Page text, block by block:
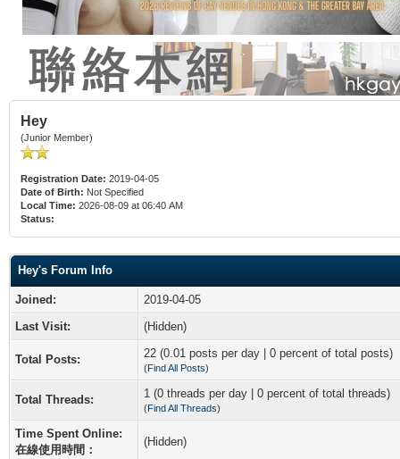
Hey
(Junior Member)
Registration Date: 2019-04-05
Date of Birth: Not Specified
Local Time: 2026-08-09 at 06:40 AM
Status:
Hey's Forum Info
Joined:
2019-04-05
Last Visit:
(Hidden)
Total Posts: 22 (0.01 posts per day | 0 percent of total posts)
(Find All Posts)
Total Threads: 1 (0 threads per day | 0 percent of total threads)
(Find All Threads)
Time Spent Online:
在線使用時間：
(Hidden)